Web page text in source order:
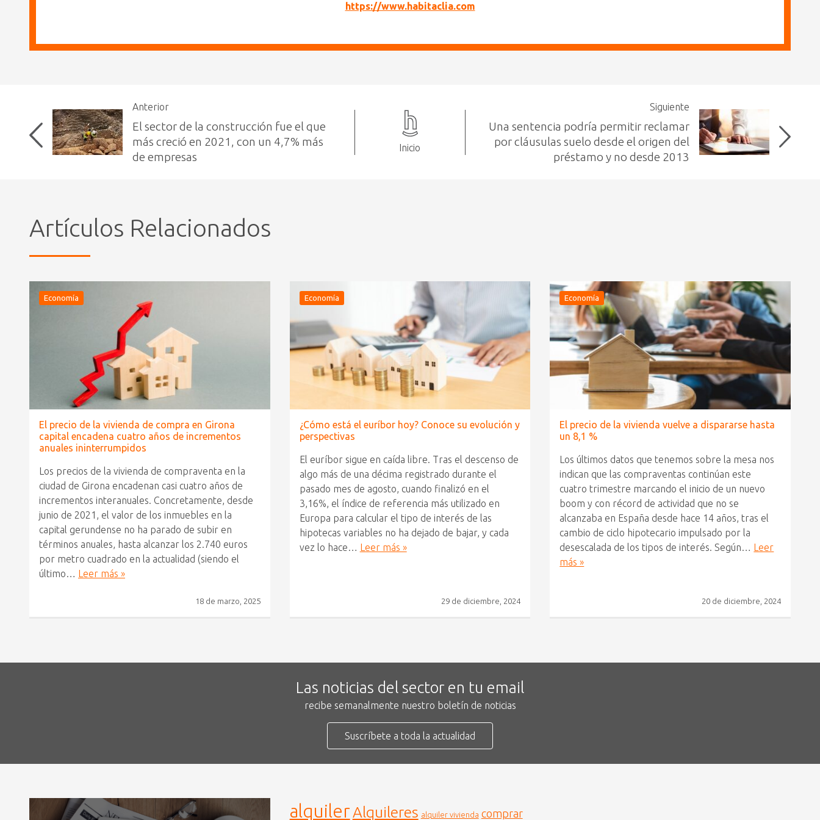
https://www.habitaclia.com
Anterior
El sector de la construcción fue el que
más creció en 2021, con un 4,7% más
de empresas
Inicio
Siguiente
Una sentencia podría permitir reclamar
por cláusulas suelo desde el origen del
préstamo y no desde 2013
Artículos Relacionados
Economía
El precio de la vivienda de compra en Girona
capital encadena cuatro años de incrementos
anuales ininterrumpidos
Los precios de la vivienda de compraventa en la
ciudad de Girona encadenan casi cuatro años de
incrementos interanuales. Concretamente, desde
junio de 2021, el valor de los inmuebles en la
capital gerundense no ha parado de subir en
términos anuales, hasta alcanzar los 2.740 euros
por metro cuadrado en la actualidad (siendo el
último… Leer más »
18 de marzo, 2025
Economía
¿Cómo está el euríbor hoy? Conoce su evolución y
perspectivas
El euríbor sigue en caída libre. Tras el descenso de
algo más de una décima registrado durante el
pasado mes de agosto, cuando finalizó en el
3,16%, el índice de referencia más utilizado en
Europa para calcular el tipo de interés de las
hipotecas variables no ha dejado de bajar, y cada
vez lo hace… Leer más »
29 de diciembre, 2024
Economía
El precio de la vivienda vuelve a dispararse hasta
un 8,1 %
Los últimos datos que tenemos sobre la mesa nos
indican que las compraventas continúan este
cuatro trimestre marcando el inicio de un nuevo
boom y con récord de actividad que no se
alcanzaba en España desde hace 14 años, tras el
cambio de ciclo hipotecario impulsado por la
desescalada de los tipos de interés. Según… Leer
más »
20 de diciembre, 2024
Las noticias del sector en tu email
recibe semanalmente nuestro boletín de noticias
Suscríbete a toda la actualidad
alquilerAlquileres alquiler vivienda comprar